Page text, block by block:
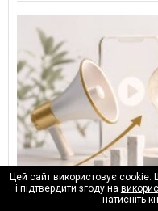
Цей сайт використовує
і підтвердити згоду на
натисніть